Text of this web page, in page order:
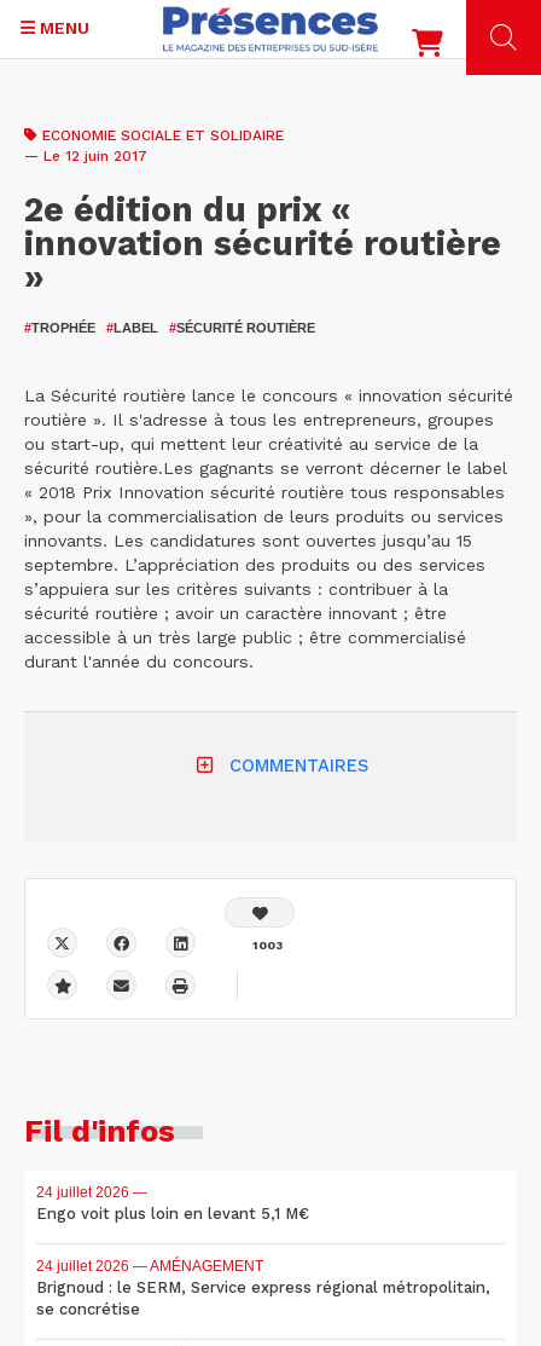
contenu
MENU
ECONOMIE SOCIALE ET SOLIDAIRE
— Le 12 juin 2017
2e édition du prix «
innovation sécurité routière
»
#TROPHÉE #LABEL #SÉCURITÉ ROUTIÈRE
La Sécurité routière lance le concours « innovation sécurité
routière ». Il s'adresse à tous les entrepreneurs, groupes
ou start-up, qui mettent leur créativité au service de la
sécurité routière.Les gagnants se verront décerner le label
« 2018 Prix Innovation sécurité routière tous responsables
», pour la commercialisation de leurs produits ou services
innovants. Les candidatures sont ouvertes jusqu’au 15
septembre. L’appréciation des produits ou des services
s’appuiera sur les critères suivants : contribuer à la
sécurité routière ; avoir un caractère innovant ; être
accessible à un très large public ; être commercialisé
durant l'année du concours.
COMMENTAIRES
1003
Fil d'infos
24 juillet 2026 —
Engo voit plus loin en levant 5,1 M€
24 juillet 2026 — AMÉNAGEMENT
Brignoud : le SERM, Service express régional métropolitain,
se concrétise